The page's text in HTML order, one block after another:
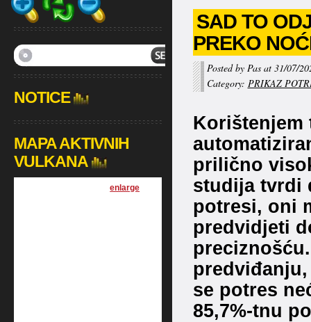
SAD TO
PREKO
Posted by Pas at 31/07/
Category: PRIKAZ
Korištenjem
prilično
studija tvrdi
potresi, oni
predvidjeti
se potres
85,7%-tnu
NOTICE
MAPA AKTIVNIH
VULKANA
[enlarge